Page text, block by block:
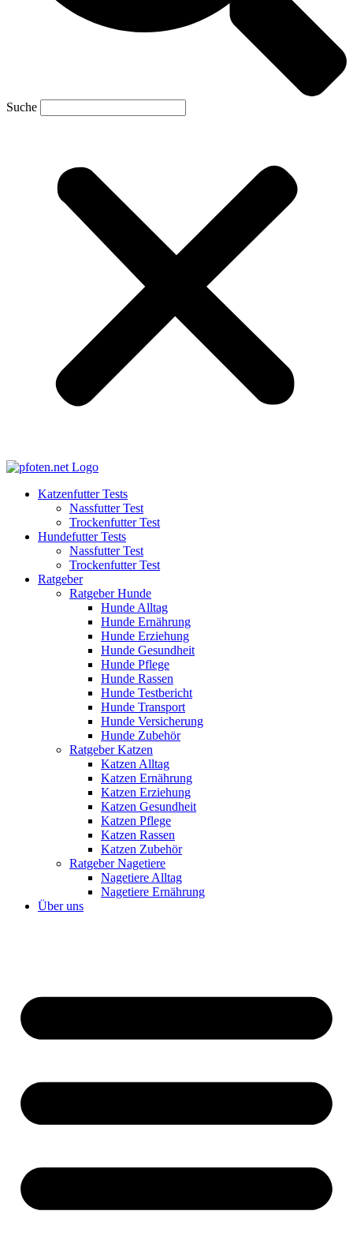
Suche
Katzenfutter Tests
Nassfutter Test
Trockenfutter Test
Hundefutter Tests
Nassfutter Test
Trockenfutter Test
Ratgeber
Ratgeber Hunde
Hunde Alltag
Hunde Ernährung
Hunde Erziehung
Hunde Gesundheit
Hunde Pflege
Hunde Rassen
Hunde Testbericht
Hunde Transport
Hunde Versicherung
Hunde Zubehör
Ratgeber Katzen
Katzen Alltag
Katzen Ernährung
Katzen Erziehung
Katzen Gesundheit
Katzen Pflege
Katzen Rassen
Katzen Zubehör
Ratgeber Nagetiere
Nagetiere Alltag
Nagetiere Ernährung
Über uns